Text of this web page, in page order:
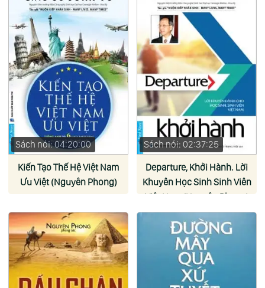
Sách nói: 04:20:00
Kiến Tạo Thế Hệ Việt Nam
Ưu Việt (Nguyên Phong)
Sách nói: 02:37:25
Departure, Khởi Hành. Lời
Khuyên Học Sinh Sinh Viên
Việt Nam (Nguyên Phong)